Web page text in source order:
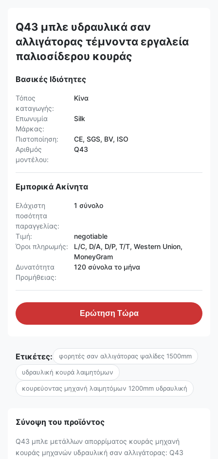
Q43 μπλε υδραυλικά σαν
αλλιγάτορας τέμνοντα εργαλεία
παλιοσίδερου κουράς
Βασικές Ιδιότητες
Τόπος
καταγωγής:
Κίνα
Επωνυμία
Μάρκας:
Silk
Πιστοποίηση:
CE, SGS, BV, ISO
Αριθμός
μοντέλου:
Q43
Εμπορικά Ακίνητα
Ελάχιστη
ποσότητα
παραγγελίας:
1 σύνολο
Τιμή:
negotiable
Όροι πληρωμής:
L/C, D/A, D/P, T/T, Western Union,
MoneyGram
Δυνατότητα
Προμήθειας:
120 σύνολα το μήνα
Ερώτηση Τώρα
Ετικέτες: φορητές σαν αλλιγάτορας ψαλίδες 1500mm
υδραυλική κουρά λαιμητόμων
κουρεύοντας μηχανή λαιμητόμων 1200mm υδραυλική
Σύνοψη του προϊόντος
Q43 μπλε μετάλλων απορρίματος κουράς μηχανή
κουράς μηχανών υδραυλική σαν αλλιγάτορας: Q43